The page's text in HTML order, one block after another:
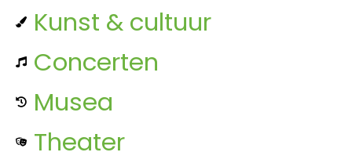
Kunst & cultuur
Concerten
Musea
Theater